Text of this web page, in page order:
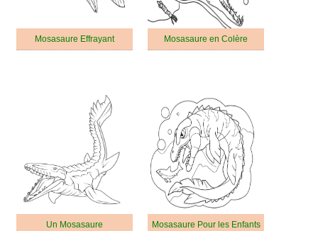
Mosasaure Effrayant Mosasaure en Colère
Un Mosasaure Mosasaure Pour les Enfants